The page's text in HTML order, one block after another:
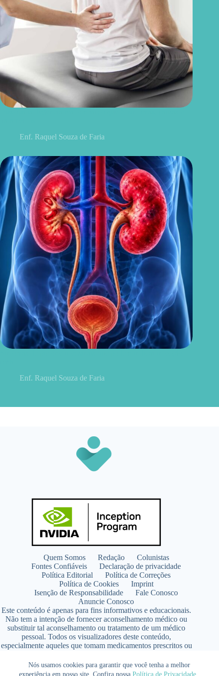
Nós usamos cookies para garantir que você tenha a melhor
experiência em nosso site. Confira nossa Política de Privacidade.
Enf. Raquel Souza de Faria
Enf. Raquel Souza de Faria
Quem Somos Redação
Colunistas
Fontes Confiáveis
Declaração de privacidade
Política Editorial
Política de Correções
Política de Cookies
Imprint
Isenção de Responsabilidade
Fale Conosco
Anuncie Conosco
Este conteúdo é apenas para fins informativos e educacionais.
Não tem a intenção de fornecer aconselhamento médico ou
substituir tal aconselhamento ou tratamento de um médico
pessoal. Todos os visualizadores deste conteúdo,
especialmente aqueles que tomam medicamentos prescritos ou
qualquer programa de nutrição, suplementação ou estilo de
vida.